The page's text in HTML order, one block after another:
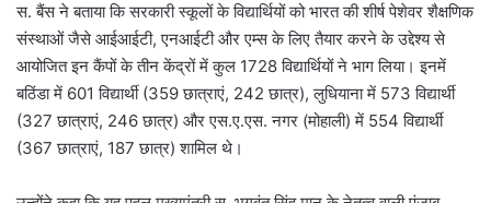
स. बैंस ने बताया कि सरकारी स्कूलों के विद्यार्थियों को भारत की शीर्ष पेशेवर शैक्षणिक
संस्थाओं जैसे आईआईटी, एनआईटी और एम्स के लिए तैयार करने के उद्देश्य से
आयोजित इन कैंपों के तीन केंद्रों में कुल 1728 विद्यार्थियों ने भाग लिया। इनमें
बठिंडा में 601 विद्यार्थी (359 छात्राएं, 242 छात्र), लुधियाना में 573 विद्यार्थी
(327 छात्राएं, 246 छात्र) और एस.ए.एस. नगर (मोहाली) में 554 विद्यार्थी
(367 छात्राएं, 187 छात्र) शामिल थे।